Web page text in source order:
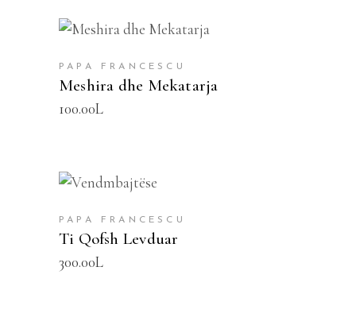
SHTOJE NË SHPORTË
PAPA FRANCESCU
Meshira dhe Mekatarja
100.00L
SHTOJE NË SHPORTË
PAPA FRANCESCU
Ti Qofsh Levduar
300.00L